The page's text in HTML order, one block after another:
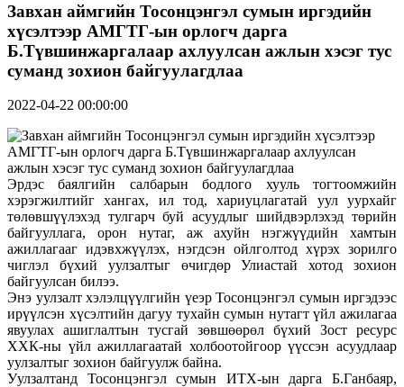
Завхан аймгийн Тосонцэнгэл сумын иргэдийн
хүсэлтээр АМГТГ-ын орлогч дарга
Б.Түвшинжаргалаар ахлуулсан ажлын хэсэг тус
суманд зохион байгуулагдлаа
2022-04-22 00:00:00
Эрдэс баялгийн салбарын бодлого хууль тогтоомжийн
хэрэгжилтийг хангах, ил тод, хариуцлагатай уул уурхайг
төлөвшүүлэхэд тулгарч буй асуудлыг шийдвэрлэхэд төрийн
байгууллага, орон нутаг, аж ахуйн нэгжүүдийн хамтын
ажиллагааг идэвхжүүлэх, нэгдсэн ойлголтод хүрэх зорилго
чиглэл бүхий уулзалтыг өчигдөр Улиастай хотод зохион
байгуулсан билээ.
Энэ уулзалт хэлэлцүүлгийн үеэр Тосонцэнгэл сумын иргэдээс
ирүүлсэн хүсэлтийн дагуу тухайн сумын нутагт үйл ажилагаа
явуулах ашиглалтын тусгай зөвшөөрөл бүхий Зост ресурс
ХХК-ны үйл ажиллагаатай холбоотойгоор үүссэн асуудлаар
уулзалтыг зохион байгуулж байна.
Уулзалтанд Тосонцэнгэл сумын ИТХ-ын дарга Б.Ганбаяр,